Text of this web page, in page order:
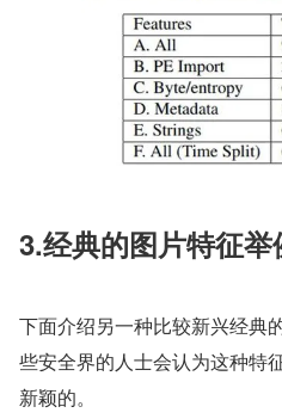
3.经典的图片特征举
下面介绍另一种比较新兴经典
些安全界的人士会认为这种特
新颖的。